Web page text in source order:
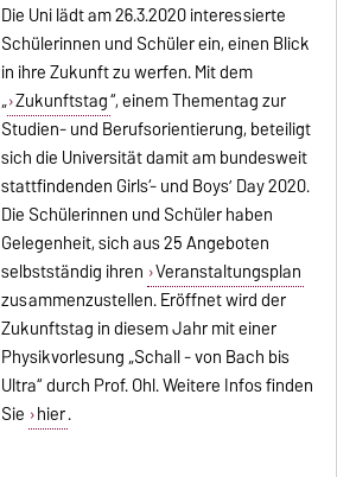
Die Uni lädt am 26.3.2020 interessierte
Schülerinnen und Schüler ein, einen Blick
in ihre Zukunft zu werfen. Mit dem
„ Zukunftstag“, einem Thementag zur
Studien- und Berufsorientierung, beteiligt
sich die Universität damit am bundesweit
stattfindenden Girls‘- und Boys’ Day 2020.
Die Schülerinnen und Schüler haben
Gelegenheit, sich aus 25 Angeboten
selbstständig ihren Veranstaltungsplan
zusammenzustellen. Eröffnet wird der
Zukunftstag in diesem Jahr mit einer
Physikvorlesung „Schall - von Bach bis
Ultra“ durch Prof. Ohl. Weitere Infos finden
Sie hier.